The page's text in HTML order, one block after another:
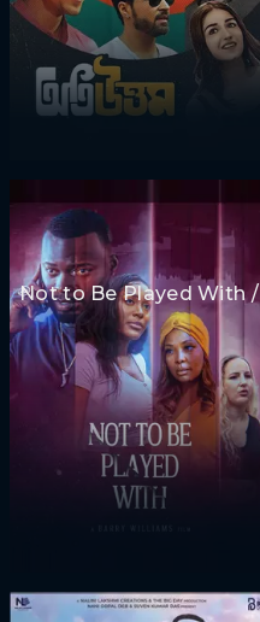
Not to Be Played With /